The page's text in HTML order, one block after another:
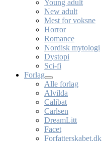
Young adult
New adult
Mest for voksne
Horror
Romance
Nordisk mytologi
Dystopi
Sci-fi
Forlag
Alle forlag
Alvilda
Calibat
Carlsen
DreamLitt
Facet
Forfatterskabet.dk